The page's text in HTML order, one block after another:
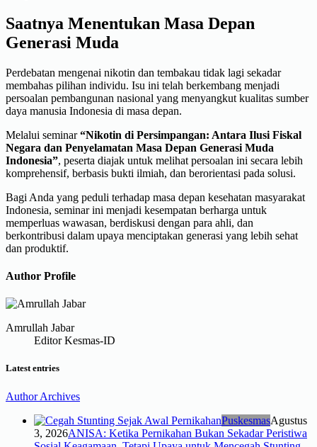
Saatnya Menentukan Masa Depan
Generasi Muda
Perdebatan mengenai nikotin dan tembakau tidak lagi sekadar
membahas pilihan individu. Isu ini telah berkembang menjadi
persoalan pembangunan nasional yang menyangkut kualitas sumber
daya manusia Indonesia di masa depan.
Melalui seminar“Nikotin di Persimpangan: Antara Ilusi Fiskal
Negara dan Penyelamatan Masa Depan Generasi Muda
Indonesia”, peserta diajak untuk melihat persoalan ini secara lebih
komprehensif, berbasis bukti ilmiah, dan berorientasi pada solusi.
Bagi Anda yang peduli terhadap masa depan kesehatan masyarakat
Indonesia, seminar ini menjadi kesempatan berharga untuk
memperluas wawasan, berdiskusi dengan para ahli, dan
berkontribusi dalam upaya menciptakan generasi yang lebih sehat
dan produktif.
Author Profile
Amrullah Jabar
Editor Kesmas-ID
Latest entries
Author Archives
PuskesmasAgustus
3, 2026ANISA: Ketika Pernikahan Bukan Sekadar Peristiwa